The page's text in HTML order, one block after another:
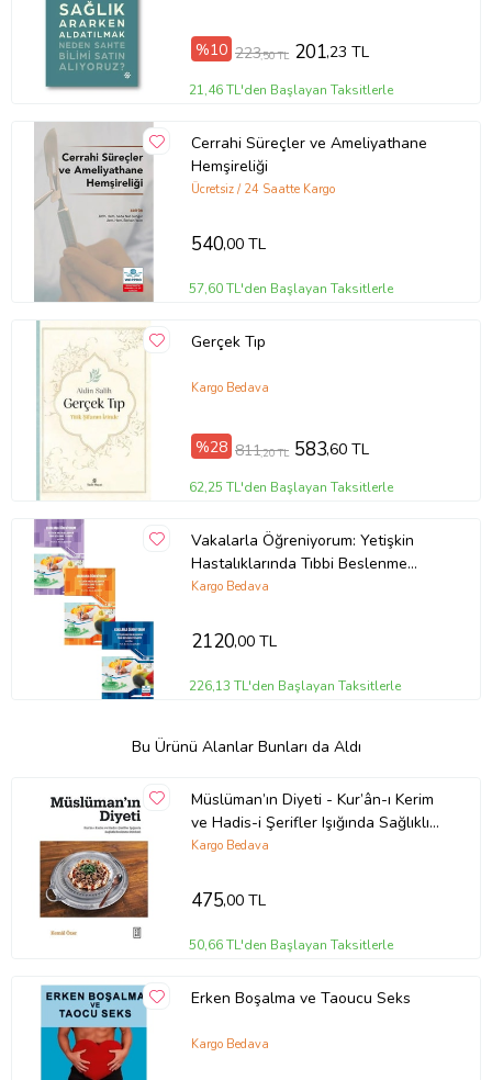
%10 223,50 TL 201,23 TL
21,46 TL'den Başlayan Taksitlerle
Cerrahi Süreçler ve Ameliyathane
Hemşireliği
Ücretsiz / 24 Saatte Kargo
540,00 TL
57,60 TL'den Başlayan Taksitlerle
Gerçek Tıp
Kargo Bedava
%28 811,20 TL 583,60 TL
62,25 TL'den Başlayan Taksitlerle
Vakalarla Öğreniyorum: Yetişkin
Hastalıklarında Tıbbi Beslenme
Tedavisi Seti 3 KİTAP
Kargo Bedava
2120,00 TL
226,13 TL'den Başlayan Taksitlerle
Bu Ürünü Alanlar Bunları da Aldı
Müslüman’ın Diyeti - Kur’ân-ı Kerim
ve Hadis-i Şerifler Işığında Sağlıklı
Beslenme Rehberi
Kargo Bedava
475,00 TL
50,66 TL'den Başlayan Taksitlerle
Erken Boşalma ve Taoucu Seks
Kargo Bedava